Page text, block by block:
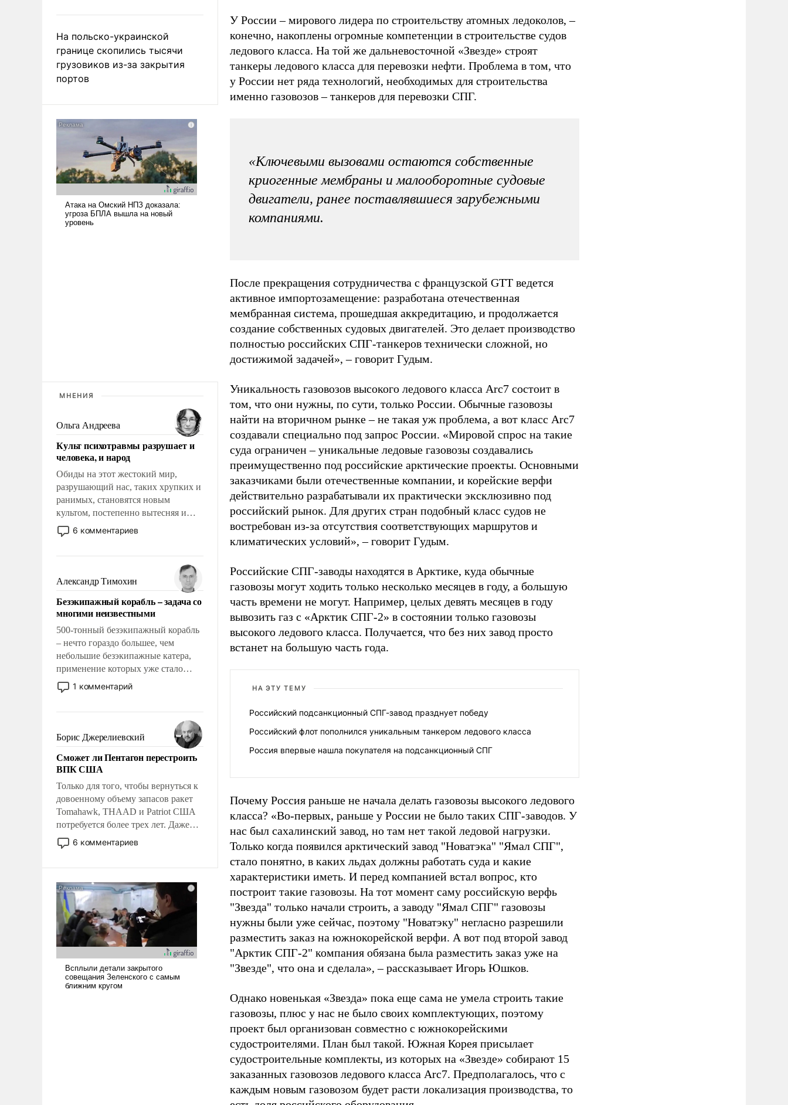
На польско-украинской
границе скопились тысячи
грузовиков из-за закрытия
портов
МНЕНИЯ
Ольга Андреева
Культ психотравмы разрушает и
человека, и народ
Обиды на этот жестокий мир,
разрушающий нас, таких хрупких и
ранимых, становятся новым
культом, постепенно вытесняя и
отменяя традиционное требование к
человеку – быть мужественным и
на себя ответственность, помогать
слабым, идти вперед и
адаптироваться.
6 комментариев
Александр Тимохин
Безэкипажный корабль – задача со
многими неизвестными
500-тонный безэкипажный корабль
– нечто гораздо большее, чем
небольшие безэкипажные катера,
применение которых уже стало
обыденностью. Задача по созданию
такого корабля очень сложна и
реализация радикально поднимет
наши боевые возможности.
1 комментарий
Борис Джерелиевский
Сможет ли Пентагон перестроить
ВПК США
Только для того, чтобы вернуться к
довоенному объему запасов ракет
Tomahawk, THAAD и Patriot США
потребуется более трех лет. Даже
небольшая война с Ираном
опустошила американские
уязвимости США, например, перед
Китаем.
6 комментариев
У России – мирового лидера по строительству атомных ледоколов, –
конечно, накоплены огромные компетенции в строительстве судов
ледового класса. На той же дальневосточной «Звезде» строят
танкеры ледового класса для перевозки нефти. Проблема в том, что
у России нет ряда технологий, необходимых для строительства
именно газовозов – танкеров для перевозки СПГ.
«Ключевыми вызовами остаются собственные
криогенные мембраны и малооборотные судовые
двигатели, ранее поставлявшиеся зарубежными
компаниями.
После прекращения сотрудничества с французской GTT ведется
активное импортозамещение: разработана отечественная
мембранная система, прошедшая аккредитацию, и продолжается
создание собственных судовых двигателей. Это делает производство
полностью российских СПГ-танкеров технически сложной, но
достижимой задачей», – говорит Гудым.
Уникальность газовозов высокого ледового класса Arc7 состоит в
том, что они нужны, по сути, только России. Обычные газовозы
найти на вторичном рынке – не такая уж проблема, а вот класс Arc7
создавали специально под запрос России. «Мировой спрос на такие
суда ограничен – уникальные ледовые газовозы создавались
преимущественно под российские арктические проекты. Основными
заказчиками были отечественные компании, и корейские верфи
действительно разрабатывали их практически эксклюзивно под
российский рынок. Для других стран подобный класс судов не
востребован из-за отсутствия соответствующих маршрутов и
климатических условий», – говорит Гудым.
Российские СПГ-заводы находятся в Арктике, куда обычные
газовозы могут ходить только несколько месяцев в году, а большую
часть времени не могут. Например, целых девять месяцев в году
вывозить газ с «Арктик СПГ-2» в состоянии только газовозы
высокого ледового класса. Получается, что без них завод просто
встанет на большую часть года.
НА ЭТУ ТЕМУ
Российский подсанкционный СПГ-завод празднует победу
Российский флот пополнился уникальным танкером ледового класса
Россия впервые нашла покупателя на подсанкционный СПГ
Почему Россия раньше не начала делать газовозы высокого ледового
класса? «Во-первых, раньше у России не было таких СПГ-заводов. У
нас был сахалинский завод, но там нет такой ледовой нагрузки.
Только когда появился арктический завод "Новатэка" "Ямал СПГ",
стало понятно, в каких льдах должны работать суда и какие
характеристики иметь. И перед компанией встал вопрос, кто
построит такие газовозы. На тот момент саму российскую верфь
"Звезда" только начали строить, а заводу "Ямал СПГ" газовозы
нужны были уже сейчас, поэтому "Новатэку" негласно разрешили
разместить заказ на южнокорейской верфи. А вот под второй завод
"Арктик СПГ-2" компания обязана была разместить заказ уже на
"Звезде", что она и сделала», – рассказывает Игорь Юшков.
Однако новенькая «Звезда» пока еще сама не умела строить такие
газовозы, плюс у нас не было своих комплектующих, поэтому
проект был организован совместно с южнокорейскими
судостроителями. План был такой. Южная Корея присылает
судостроительные комплекты, из которых на «Звезде» собирают 15
заказанных газовозов ледового класса Arc7. Предполагалось, что с
каждым новым газовозом будет расти локализация производства, то